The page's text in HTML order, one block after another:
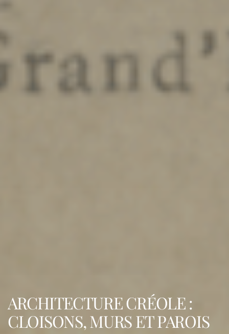
ARCHITECTURE CRÉOLE :
CLOISONS, MURS ET PAROIS